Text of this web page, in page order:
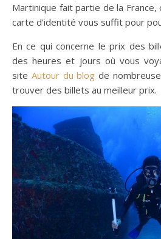
Martinique fait partie de la France,
carte d’identité vous suffit pour
En ce qui concerne le prix des
des heures et jours où vous
site Autour du blog de
trouver des billets au meilleur prix.